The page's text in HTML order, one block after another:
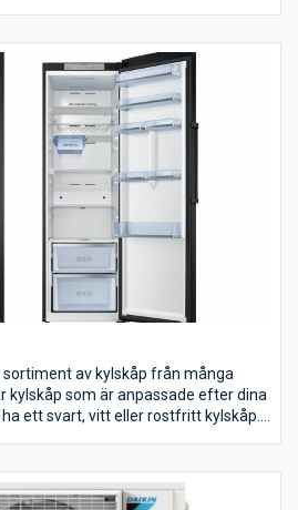
sortiment av kylskåp från många
kylskåp som är anpassade efter dina
ett svart, vitt eller rostfritt kylskåp.
och planera åt vilket håll dörren
komma åt dina matvaror. Låt sedan